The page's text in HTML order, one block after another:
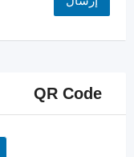
QR Code